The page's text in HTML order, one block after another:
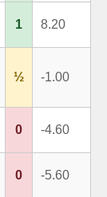
1 8.20
½ -1.00
0 -4.60
0 -5.60